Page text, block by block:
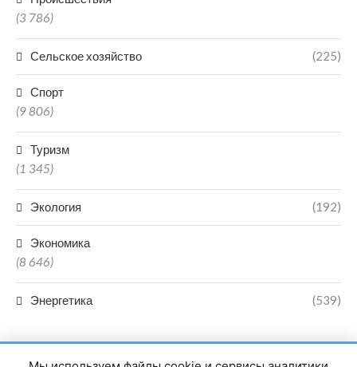
(3 786)
Сельское хозяйство (225)
Спорт
(9 806)
Туризм
(1 345)
Экология (192)
Экономика
(8 646)
Энергетика (539)